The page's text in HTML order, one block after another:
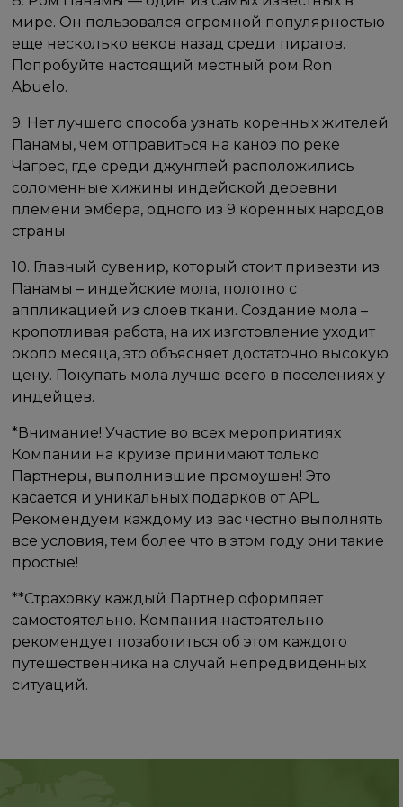
мире. Он пользовался огромной популярностью
еще несколько веков назад среди пиратов.
Попробуйте настоящий местный ром Ron
Abuelo.
9. Нет лучшего способа узнать коренных жителей
Панамы, чем отправиться на каноэ по реке
Чагрес, где среди джунглей расположились
соломенные хижины индейской деревни
племени эмбера, одного из 9 коренных народов
страны.
10. Главный сувенир, который стоит привезти из
Панамы – индейские мола, полотно с
аппликацией из слоев ткани. Создание мола –
кропотливая работа, на их изготовление уходит
около месяца, это объясняет достаточно высокую
цену. Покупать мола лучше всего в поселениях у
индейцев.
*Внимание! Участие во всех мероприятиях
Компании на круизе принимают только
Партнеры, выполнившие промоушен! Это
касается и уникальных подарков от APL.
Рекомендуем каждому из вас честно выполнять
все условия, тем более что в этом году они такие
простые!
**Страховку каждый Партнер оформляет
самостоятельно. Компания настоятельно
рекомендует позаботиться об этом каждого
путешественника на случай непредвиденных
ситуаций.